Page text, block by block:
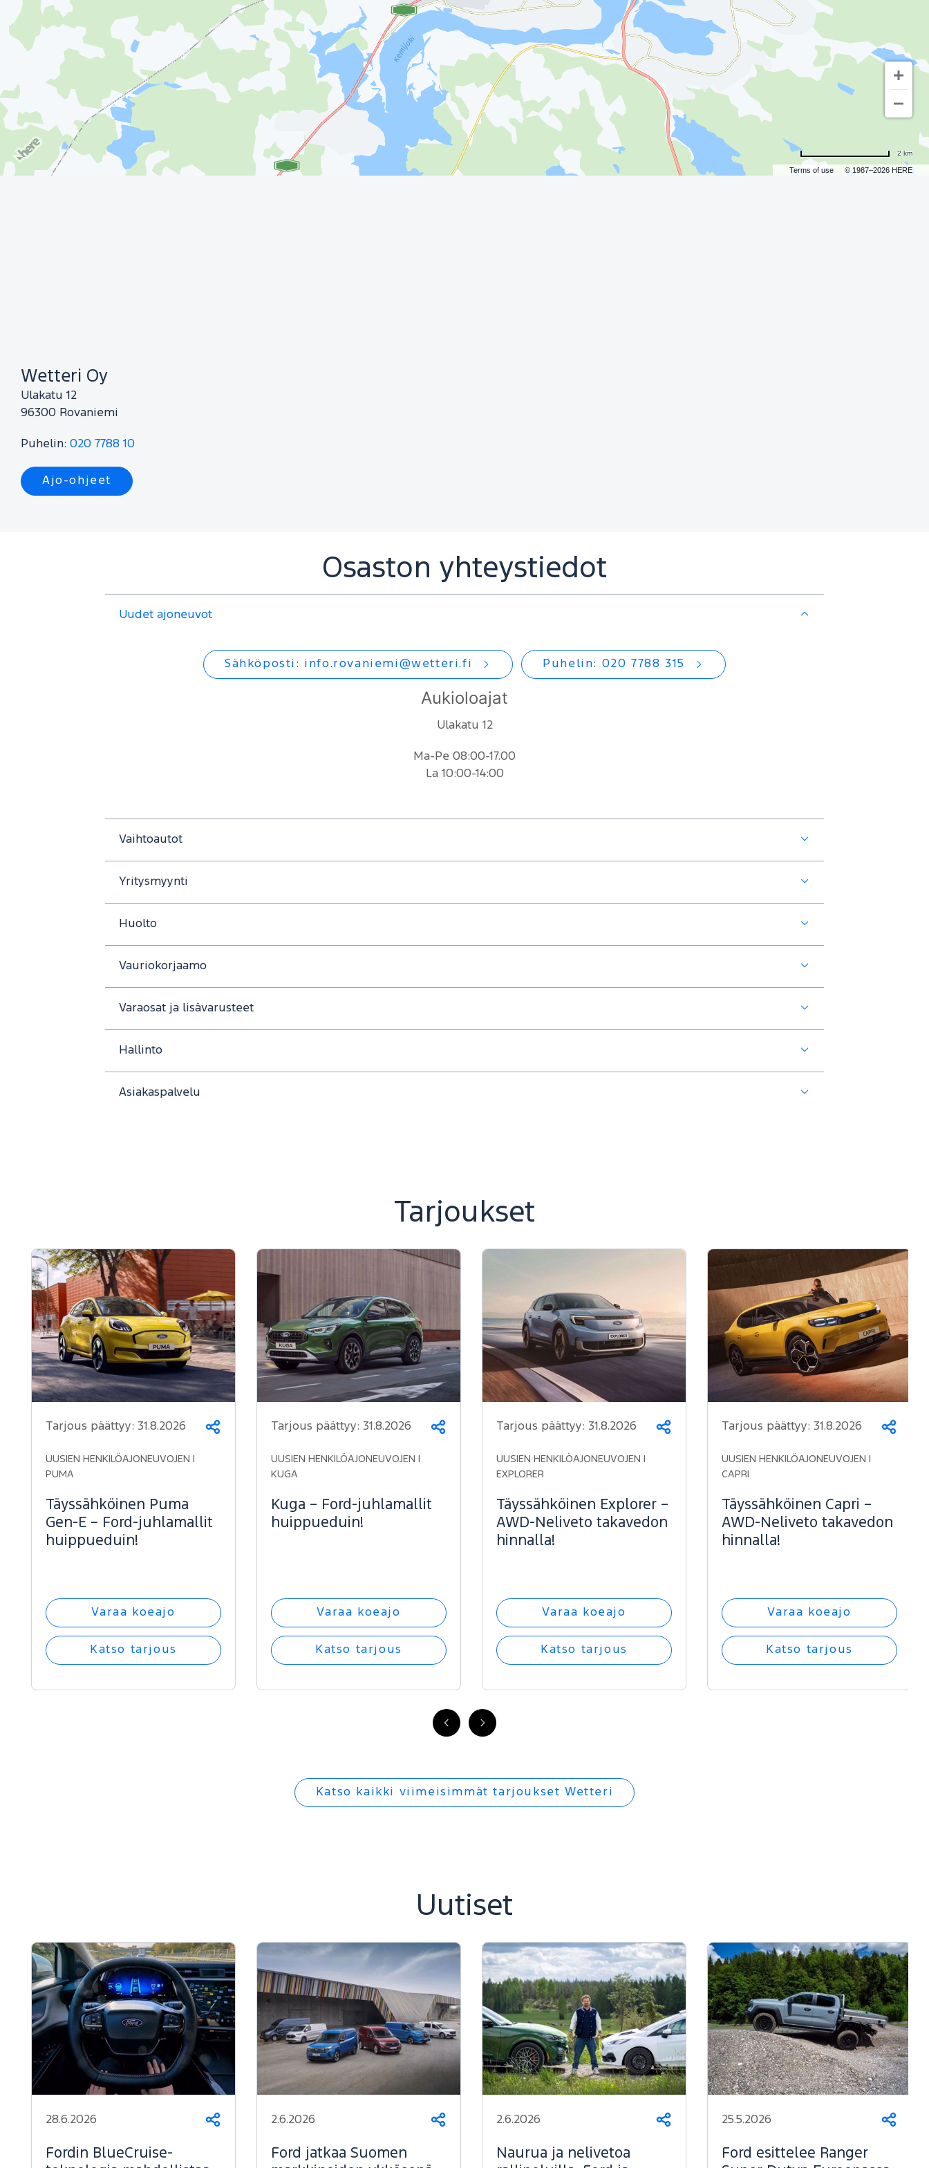
Terms of use © 1987–2026 HERE
2 km
Wetteri Oy
Ulakatu 12
96300 Rovaniemi
Puhelin: 020 7788 10
Ajo-ohjeet
Osaston yhteystiedot
Uudet ajoneuvot
Sähköposti: info.rovaniemi@wetteri.fi Puhelin: 020 7788 315
Aukioloajat
Ulakatu 12
Ma-Pe 08:00-17.00
La 10:00-14:00
Vaihtoautot
Yritysmyynti
Huolto
Vauriokorjaamo
Varaosat ja lisävarusteet
Hallinto
Asiakaspalvelu
Tarjoukset
FI
-
FI
-
Jaa
Tarjous päättyy: 31.8.2026
UUSIEN HENKILÖAJONEUVOJEN |
PUMA
Täyssähköinen Puma
Gen-E – Ford-juhlamallit
huippueduin!
Varaa koeajo
Katso tarjous
Jaa
Tarjous päättyy: 31.8.2026
UUSIEN HENKILÖAJONEUVOJEN |
KUGA
Kuga – Ford-juhlamallit
huippueduin!
Varaa koeajo
Katso tarjous
Jaa
Tarjous päättyy: 31.8.2026
UUSIEN HENKILÖAJONEUVOJEN |
EXPLORER
Täyssähköinen Explorer –
AWD-Neliveto takavedon
hinnalla!
Varaa koeajo
Katso tarjous
Jaa
Tarjous päättyy: 31.8.2026
UUSIEN HENKILÖAJONEUVOJEN |
CAPRI
Täyssähköinen Capri –
AWD-Neliveto takavedon
hinnalla!
Varaa koeajo
Katso tarjous
Katso kaikki viimeisimmät tarjoukset Wetteri
Uutiset
Jaa
28.6.2026
Fordin BlueCruise-
Jaa
2.6.2026
Ford jatkaa Suomen
Jaa
2.6.2026
Naurua ja nelivetoa
Jaa
25.5.2026
Ford esittelee Ranger